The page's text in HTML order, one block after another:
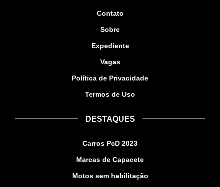
Contato
Sobre
Expediente
Vagas
Política de Privacidade
Termos de Uso
DESTAQUES
Carros PcD 2023
Marcas de Capacete
Motos sem habilitação